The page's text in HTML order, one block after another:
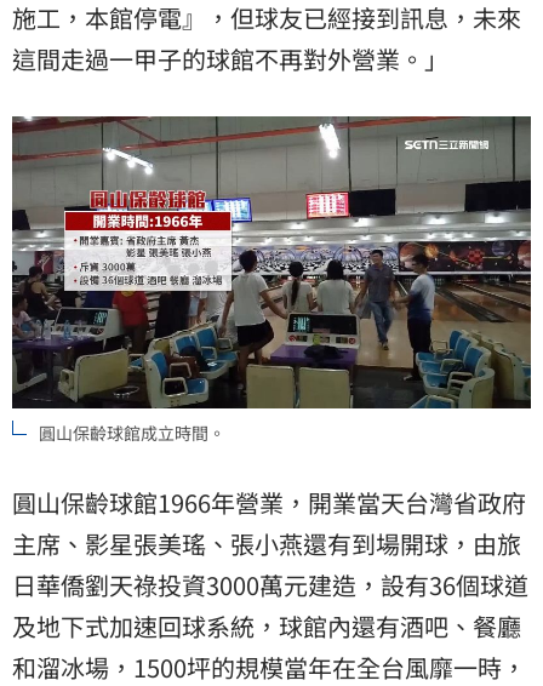
施工，本館停電』，但球友已經接到訊息，未來
這間走過一甲子的球館不再對外營業。」
圓山保齡球館成立時間。
圓山保齡球館1966年營業，開業當天台灣省政府
主席、影星張美瑤、張小燕還有到場開球，由旅
日華僑劉天祿投資3000萬元建造，設有36個球道
及地下式加速回球系統，球館內還有酒吧、餐廳
和溜冰場，1500坪的規模當年在全台風靡一時，